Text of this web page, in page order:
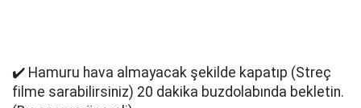
✔️ Hamuru hava almayacak şekilde kapatıp (Streç
filme sarabilirsiniz) 20 dakika buzdolabında bekletin.